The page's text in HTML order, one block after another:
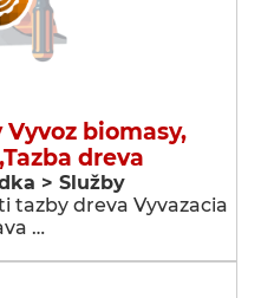
biomasy,
dreva
> Služby
tazby dreva Vyvazacia
…